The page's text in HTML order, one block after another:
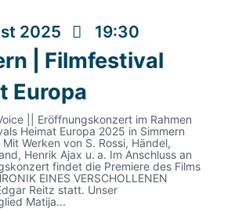
2025 19:30
| Filmfestival
Europa
|| Eröffnungskonzert im Rahmen
Heimat Europa 2025 in Simmern
Werken von S. Rossi, Händel,
Henrik Ajax u. a. Im Anschluss an
findet die Premiere des Films
EINES VERSCHOLLENEN
Reitz statt. Unser
Matija...